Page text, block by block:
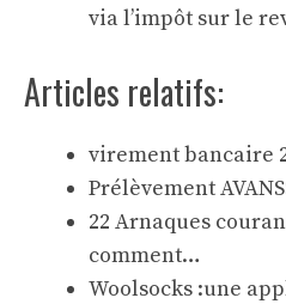
via l’impôt sur le
Articles relatifs:
virement bancaire
Prélèvement
22 Arnaques
comment…
Woolsocks :une